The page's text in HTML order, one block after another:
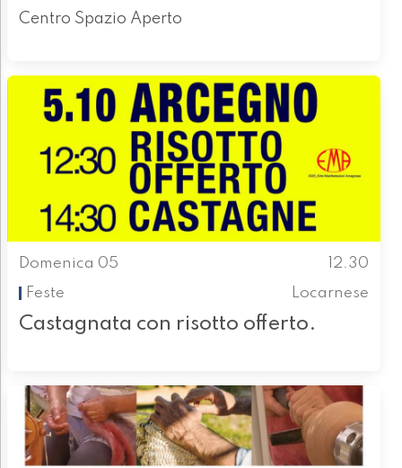
Centro Spazio Aperto
Domenica 05
12.30
Feste
Locarnese
Castagnata con risotto offerto.